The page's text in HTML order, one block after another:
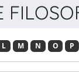
L M N O P